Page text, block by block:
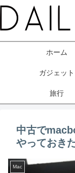
ホーム
ガジェット
旅行
中古で
やっておき
Mac